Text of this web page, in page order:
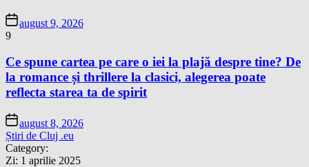
august 9, 2026
9
Ce spune cartea pe care o iei la plajă despre tine? De
la romance și thrillere la clasici, alegerea poate
reflecta starea ta de spirit
august 8, 2026
Știri de Cluj .eu
Category:
Zi: 1 aprilie 2025